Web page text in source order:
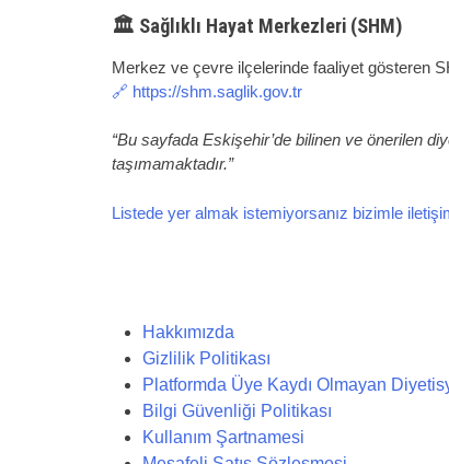
🏛 Sağlıklı Hayat Merkezleri (SHM)
Merkez ve çevre ilçelerinde faaliyet gösteren
🔗 https://shm.saglik.gov.tr
“Bu sayfada Eskişehir’de bilinen ve önerilen
taşımamaktadır.”
Listede yer almak istemiyorsanız bizimle
Hakkımızda
Gizlilik Politikası
Platformda Üye Kaydı Olmayan
Bilgi Güvenliği Politikası
Kullanım Şartnamesi